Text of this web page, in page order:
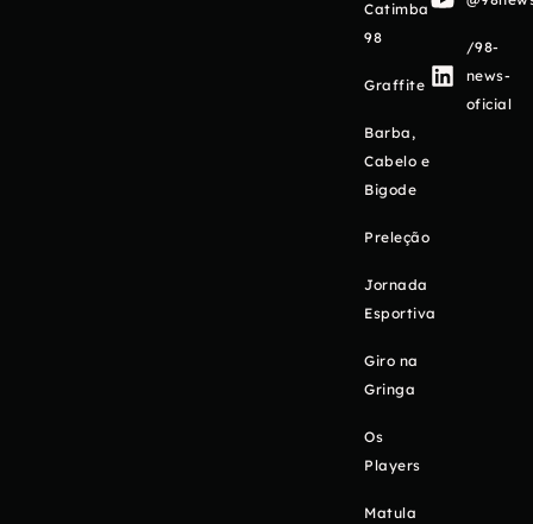
Catimba
98
Graffite
Barba,
Cabelo e
Bigode
Preleção
Jornada
Esportiva
Giro na
Gringa
Os
Players
Matula
/98-
news-
oficial